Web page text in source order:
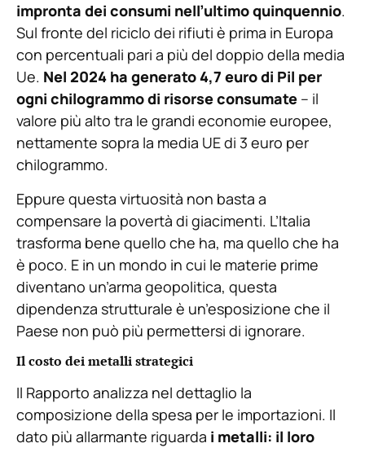
impronta dei consumi nell’ultimo quinquennio.
Sul fronte del riciclo dei rifiuti è prima in Europa
con percentuali pari a più del doppio della media
Ue. Nel 2024 ha generato 4,7 euro di Pil per
ogni chilogrammo di risorse consumate – il
valore più alto tra le grandi economie europee,
nettamente sopra la media UE di 3 euro per
chilogrammo.
Eppure questa virtuosità non basta a
compensare la povertà di giacimenti. L’Italia
trasforma bene quello che ha, ma quello che ha
è poco. E in un mondo in cui le materie prime
diventano un’arma geopolitica, questa
dipendenza strutturale è un’esposizione che il
Paese non può più permettersi di ignorare.
Il costo dei metalli strategici
Il Rapporto analizza nel dettaglio la
composizione della spesa per le importazioni. Il
dato più allarmante riguarda i metalli: il loro